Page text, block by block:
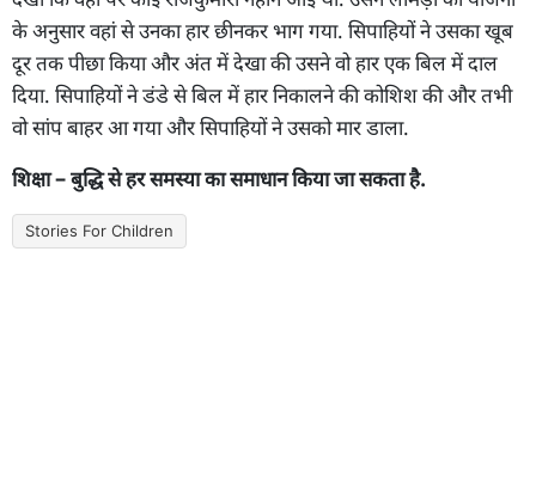
के अनुसार वहां से उनका हार छीनकर भाग गया. सिपाहियों ने उसका खूब
दूर तक पीछा किया और अंत में देखा की उसने वो हार एक बिल में दाल
दिया. सिपाहियों ने डंडे से बिल में हार निकालने की कोशिश की और तभी
वो सांप बाहर आ गया और सिपाहियों ने उसको मार डाला.
शिक्षा – बुद्धि से हर समस्या का समाधान किया जा सकता है.
Stories For Children